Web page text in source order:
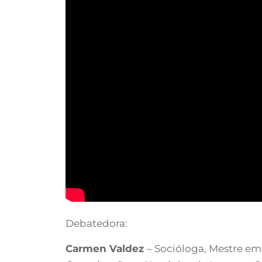
Debatedora:
Carmen Valdez – Socióloga, Mestre